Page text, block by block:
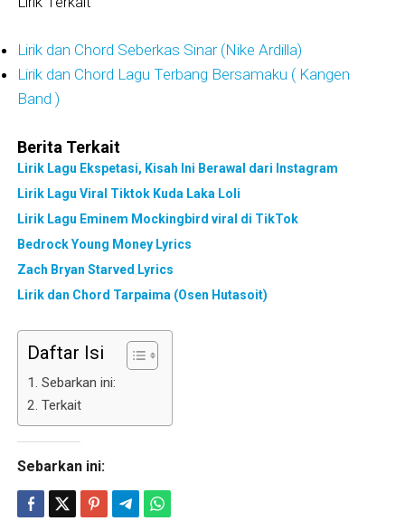
Lirik dan Chord Seberkas Sinar (Nike Ardilla)
Lirik dan Chord Lagu Terbang Bersamaku ( Kangen
Band )
Berita Terkait
Lirik Lagu Ekspetasi, Kisah Ini Berawal dari Instagram
Lirik Lagu Viral Tiktok Kuda Laka Loli
Lirik Lagu Eminem Mockingbird viral di TikTok
Bedrock Young Money Lyrics
Zach Bryan Starved Lyrics
Lirik dan Chord Tarpaima (Osen Hutasoit)
Daftar Isi
Sebarkan ini:
Terkait
Sebarkan ini: